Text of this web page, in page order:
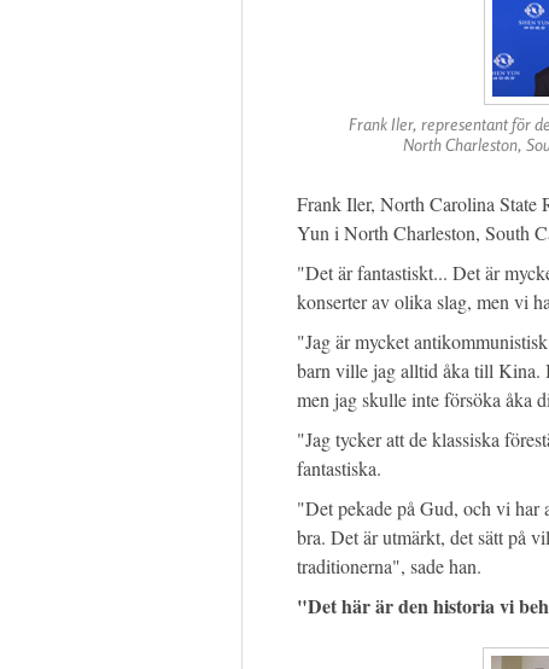
Frank Iler, representant för
North Charleston,
Frank Iler, North Carolina State
Yun i North Charleston, South
"Det är fantastiskt... Det är
konserter av olika slag, men vi
"Jag är mycket
barn ville jag alltid åka till Kina.
men jag skulle inte försöka åka
"Jag tycker att de klassiska
fantastiska.
"Det pekade på Gud, och vi har
bra. Det är utmärkt, det sätt på
traditionerna", sade han.
"Det här är den historia vi